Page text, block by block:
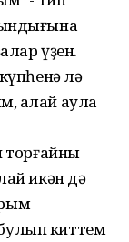
үҙен.
лә
ҡалай аулаҡ
торғайны
икән дә
киттем